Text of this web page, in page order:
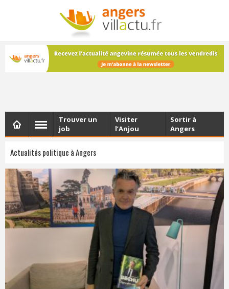
NEWSLETTER
Les dernières actualités d'Angers, chaque vendredi dans
votre boîte e-mail
Actualités politique à Angers
Trouver un
job
Visiter
l’Anjou
Sortir à
Angers